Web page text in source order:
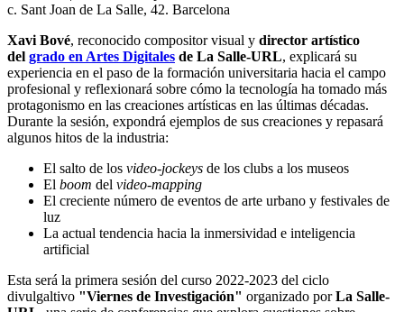
c. Sant Joan de La Salle, 42. Barcelona
Xavi Bové, reconocido compositor visual y director artístico
del grado en Artes Digitales de La Salle-URL, explicará su
experiencia en el paso de la formación universitaria hacia el campo
profesional y reflexionará sobre cómo la tecnología ha tomado más
protagonismo en las creaciones artísticas en las últimas décadas.
Durante la sesión, expondrá ejemplos de sus creaciones y repasará
algunos hitos de la industria:
El salto de los video-jockeys de los clubs a los museos
El boom del video-mapping
El creciente número de eventos de arte urbano y festivales de
luz
La actual tendencia hacia la inmersividad e inteligencia
artificial
Esta será la primera sesión del curso 2022-2023 del ciclo
divulgaltivo "Viernes de Investigación" organizado porLa Salle-